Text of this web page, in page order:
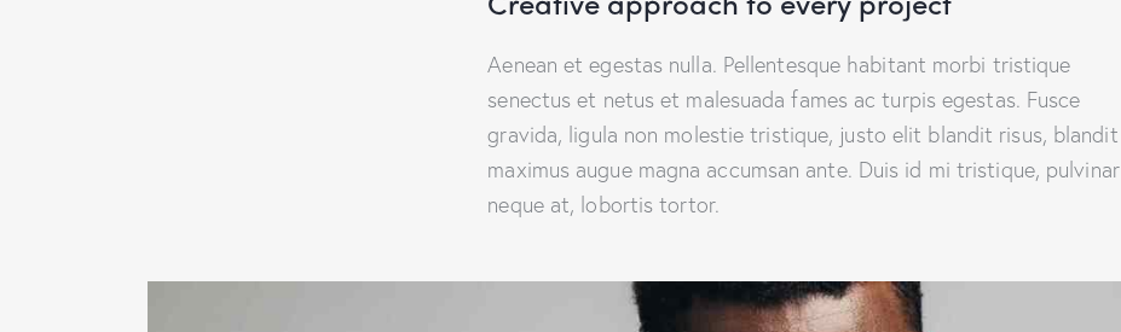
Aenean et egestas nulla. Pellentesque habitant morbi tristique
senectus et netus et malesuada fames ac turpis egestas. Fusce
gravida, ligula non molestie tristique, justo elit blandit risus, blandit
maximus augue magna accumsan ante. Duis id mi tristique, pulvinar
neque at, lobortis tortor.